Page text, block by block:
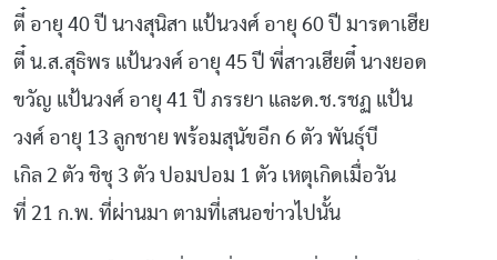
ตี๋ อายุ 40 ปี นางสุนิสา แป้นวงศ์ อายุ 60 ปี มารดาเฮีย
ตี๋ น.ส.สุธิพร แป้นวงศ์ อายุ 45 ปี พี่สาวเฮียตี๋ นางยอด
ขวัญ แป้นวงศ์ อายุ 41 ปี ภรรยา และด.ช.รชฏ แป้น
วงศ์ อายุ 13 ลูกชาย พร้อมสุนัขอีก 6 ตัว พันธุ์บี
เกิล 2 ตัว ชิชุ 3 ตัว ปอมปอม 1 ตัว เหตุเกิดเมื่อวัน
ที่ 21 ก.พ. ที่ผ่านมา ตามที่เสนอข่าวไปนั้น